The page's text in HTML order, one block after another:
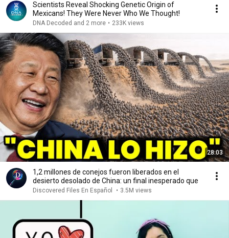
Scientists Reveal Shocking Genetic Origin of
Mexicans! They Were Never Who We Thought!
DNA Decoded and 2 more • 233K views
28:03
1,2 millones de conejos fueron liberados en el
desierto desolado de China: un final inesperado que
Discovered Files En Español • 3.5M views